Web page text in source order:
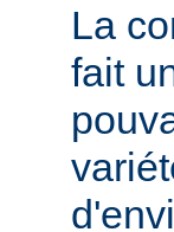
La
fait